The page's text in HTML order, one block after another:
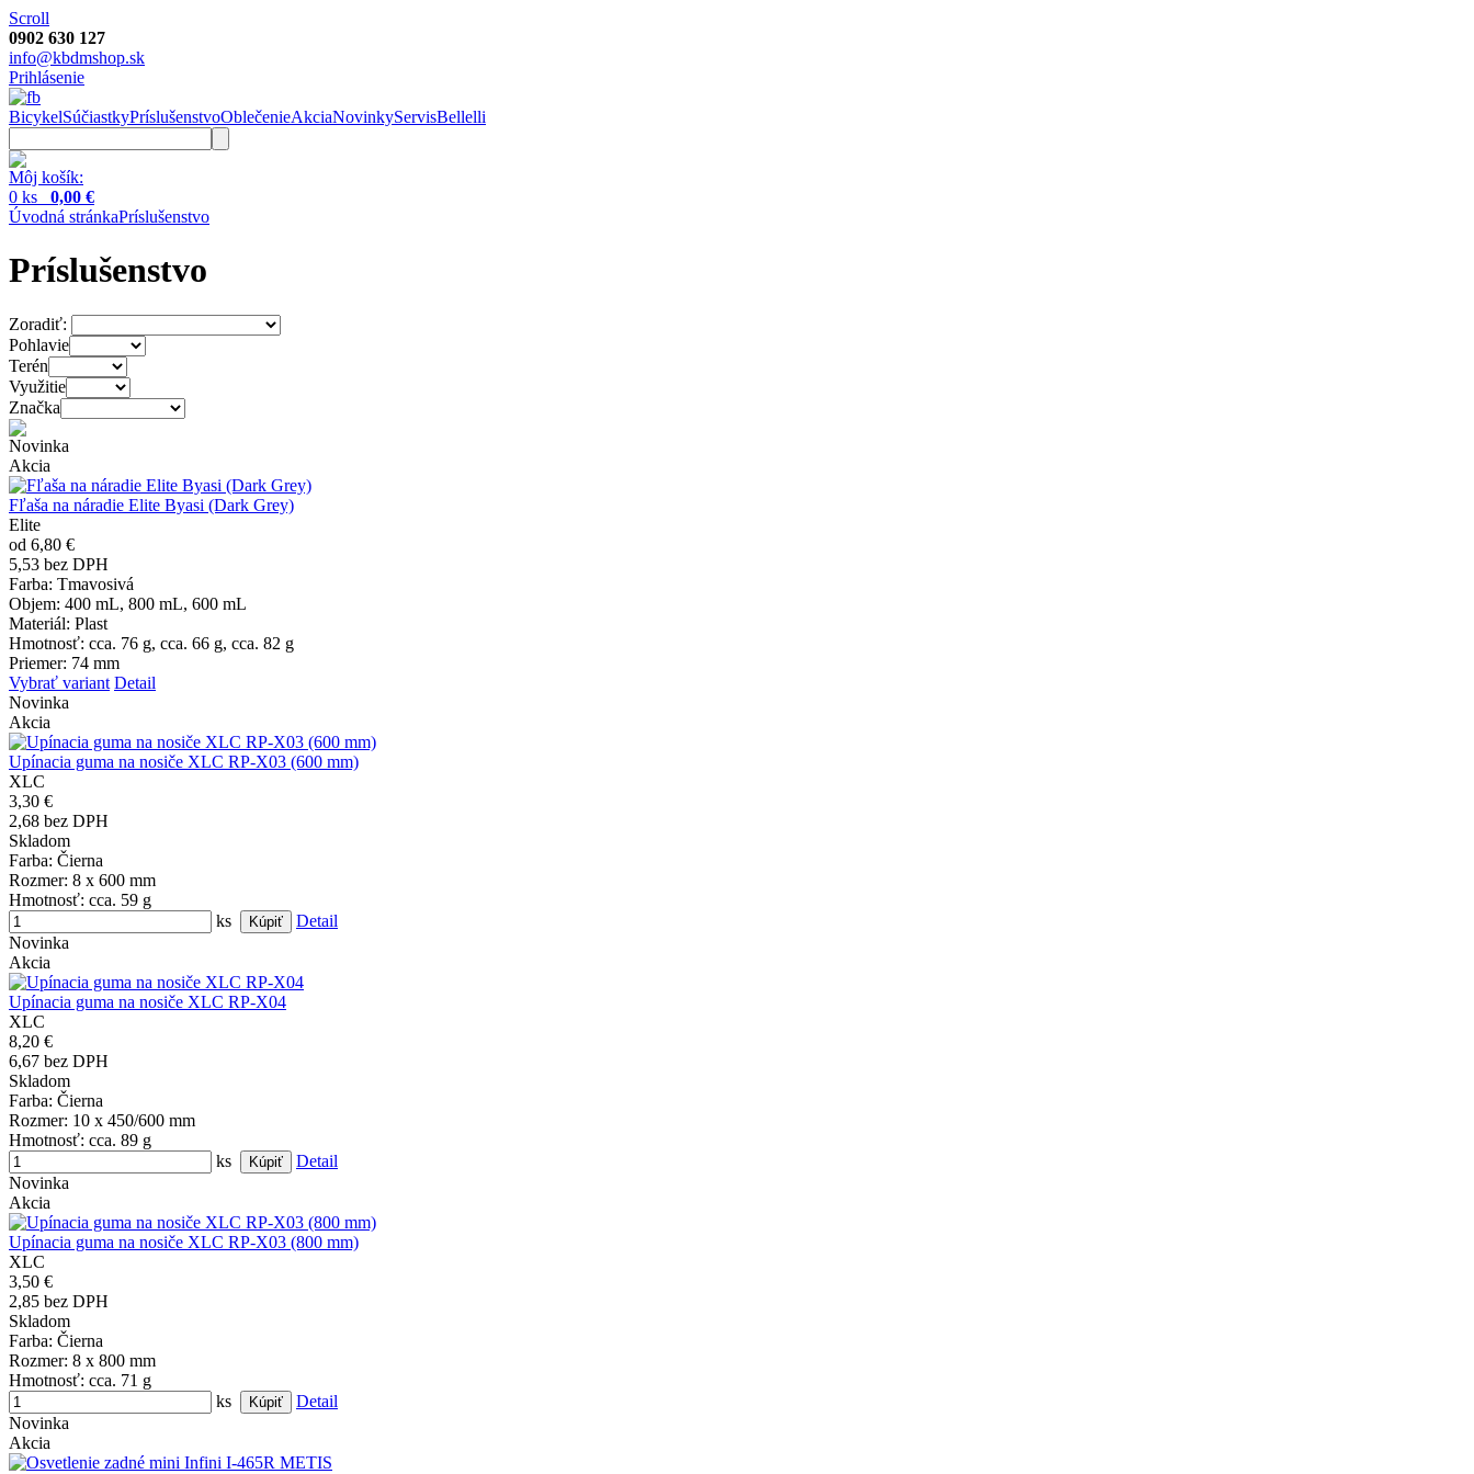
Scroll
0902 630 127
info@kbdmshop.sk
Prihlásenie
BicykelSúčiastkyPríslušenstvoOblečenieAkciaNovinkyServisBellelli
Môj košík:
0 ks 0,00 €
Úvodná stránkaPríslušenstvo
Príslušenstvo
Zoradiť:
Pohlavie
Terén
Využitie
Značka
Novinka
Akcia
Fľaša na náradie Elite Byasi (Dark Grey)
Elite
od 6,80 €
5,53 bez DPH
Farba: Tmavosivá
Objem: 400 mL, 800 mL, 600 mL
Materiál: Plast
Hmotnosť: cca. 76 g, cca. 66 g, cca. 82 g
Priemer: 74 mm
Vybrať variant Detail
Novinka
Akcia
Upínacia guma na nosiče XLC RP-X03 (600 mm)
XLC
3,30 €
2,68 bez DPH
Skladom
Farba: Čierna
Rozmer: 8 x 600 mm
Hmotnosť: cca. 59 g
ks
Detail
Novinka
Akcia
Upínacia guma na nosiče XLC RP-X04
XLC
8,20 €
6,67 bez DPH
Skladom
Farba: Čierna
Rozmer: 10 x 450/600 mm
Hmotnosť: cca. 89 g
ks
Detail
Novinka
Akcia
Upínacia guma na nosiče XLC RP-X03 (800 mm)
XLC
3,50 €
2,85 bez DPH
Skladom
Farba: Čierna
Rozmer: 8 x 800 mm
Hmotnosť: cca. 71 g
ks
Detail
Novinka
Akcia